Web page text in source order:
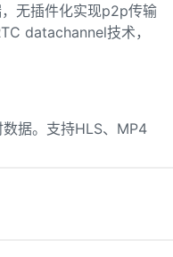
'rtmp://lo
无插件化实现p2p传输
datachannel技术，
据。支持HLS、MP4